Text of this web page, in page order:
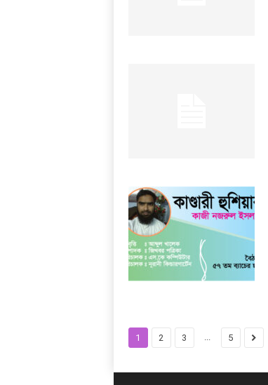
1 2 3 ... 5